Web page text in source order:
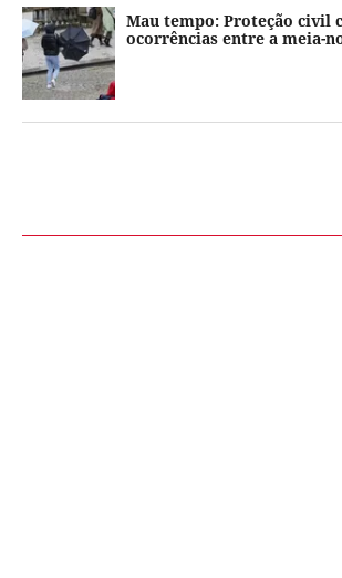
Mau tempo: Proteção civil
ocorrências entre a meia-